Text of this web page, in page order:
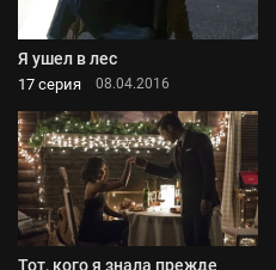
Я ушел в лес
17 серия 08.04.2016
Тот, кого я знала прежде